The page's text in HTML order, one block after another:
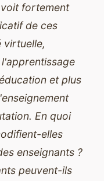
fortement
de ces
virtuelle,
et plus
En quoi
elles
enseignants ?
peuvent-ils